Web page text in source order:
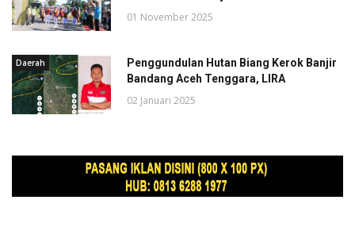
01 November 2025
Daerah
Penggundulan Hutan Biang Kerok Banjir
Bandang Aceh Tenggara, LIRA
02 Januari 2025